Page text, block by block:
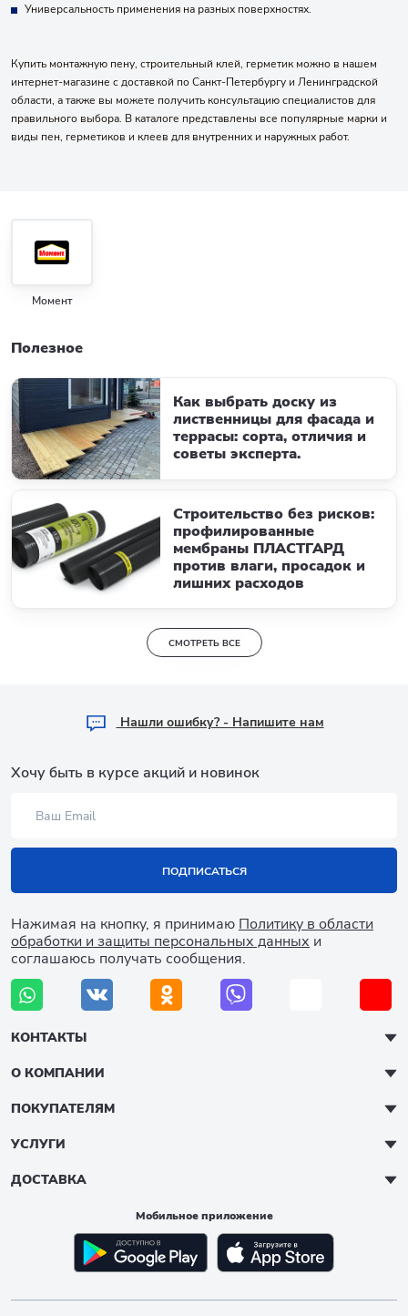
Универсальность применения на разных поверхностях.
Купить монтажную пену, строительный клей, герметик можно в нашем
интернет-магазине с доставкой по Санкт-Петербургу и Ленинградской
области, а также вы можете получить консультацию специалистов для
правильного выбора. В каталоге представлены все популярные марки и
виды пен, герметиков и клеев для внутренних и наружных работ.
Момент
Полезное
Как выбрать доску из
лиственницы для фасада и
террасы: сорта, отличия и
советы эксперта.
Строительство без рисков:
профилированные
мембраны ПЛАСТГАРД
против влаги, просадок и
лишних расходов
СМОТРЕТЬ ВСЕ
Hашли ошибку? - Напишите нам
Хочу быть в курсе акций и новинок
ПОДПИСАТЬСЯ
Нажимая на кнопку, я принимаю Политику в области
обработки и защиты персональных данных и
соглашаюсь получать сообщения.
КОНТАКТЫ
О КОМПАНИИ
ПОКУПАТЕЛЯМ
УСЛУГИ
ДОСТАВКА
Мобильное приложение